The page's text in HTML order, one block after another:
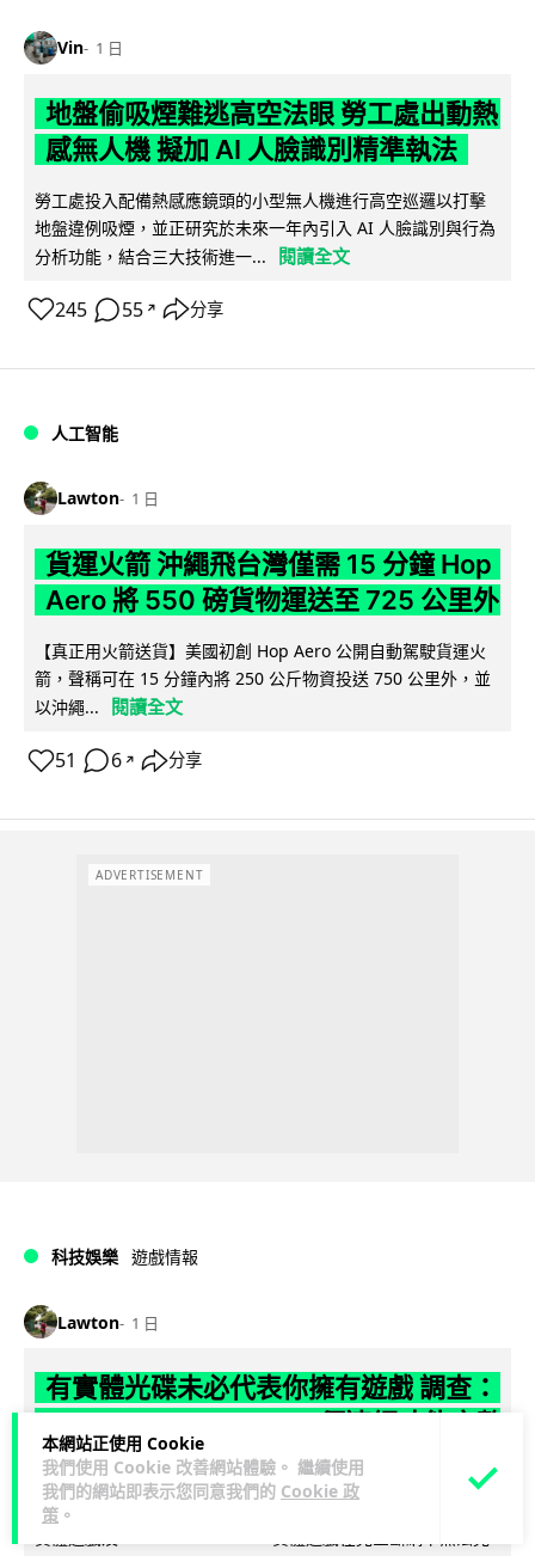
本網站正使用 Cookie
我們使用 Cookie 改善網站體驗。 繼續使用
我們的網站即表示您同意我們的 Cookie 政
策 。
Vin 1 日
地盤偷吸煙難逃高空法眼 勞工處出動熱
感無人機 擬加 AI 人臉識別精準執法
勞工處投入配備熱感應鏡頭的小型無人機進行高空巡邏以打擊
地盤違例吸煙，並正研究於未來一年內引入 AI 人臉識別與行為
分析功能，結合三大技術進一...
閱讀全文
245 55 ↗ 分享
人工智能
Lawton 1 日
貨運火箭 沖繩飛台灣僅需 15 分鐘 Hop
Aero 將 550 磅貨物運送至 725 公里外
【真正用火箭送貨】美國初創 Hop Aero 公開自動駕駛貨運火
箭，聲稱可在 15 分鐘內將 250 公斤物資投送 750 公里外，並
以沖繩...
閱讀全文
51 6 ↗ 分享
ADVERTISEMENT
科技娛樂 遊戲情報
Lawton 1 日
有實體光碟未必代表你擁有遊戲 調查：
PS5 34%、Xbox 50% 須連網才能完整
遊玩
【就算有光碟，也未必代表擁有遊戲】有調查發現，34% PS5